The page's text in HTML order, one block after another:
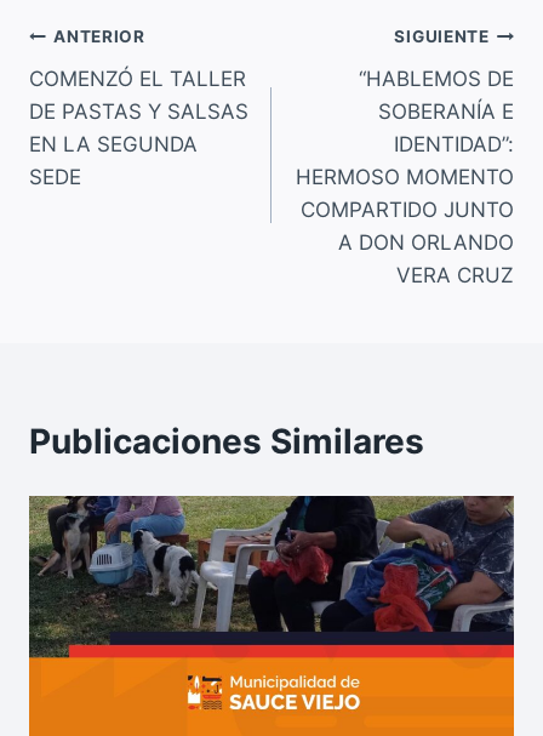
b
o
o
k
A
p
p
Navegación
de
entradas
ANTERIOR
COMENZÓ EL TALLER
DE PASTAS Y SALSAS
EN LA SEGUNDA
SEDE
SIGUIENTE
“HABLEMOS DE
SOBERANÍA E
IDENTIDAD”:
HERMOSO MOMENTO
COMPARTIDO JUNTO
A DON ORLANDO
VERA CRUZ
Publicaciones Similares